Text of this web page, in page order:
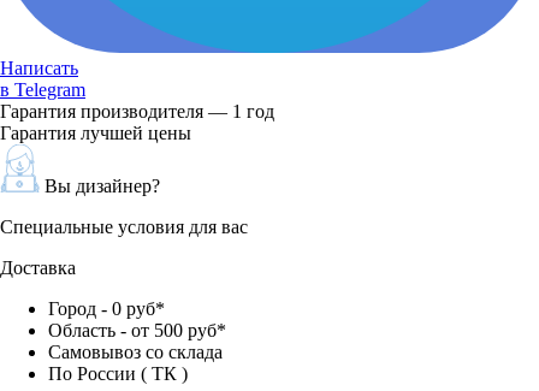
Написать
в Telegram
Гарантия производителя — 1 год
Гарантия лучшей цены
Вы дизайнер?
Специальные условия для вас
Доставка
Город - 0 руб*
Область - от 500 руб*
Самовывоз со склада
По России ( ТК )